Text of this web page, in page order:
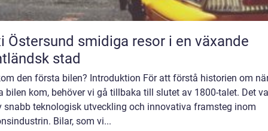
smidiga resor i en växande
stad
den första bilen? Introduktion För att förstå historien om
bilen kom, behöver vi gå tillbaka till slutet av 1800-talet. Det
snabb teknologisk utveckling och innovativa framsteg inom
Bilar, som vi...